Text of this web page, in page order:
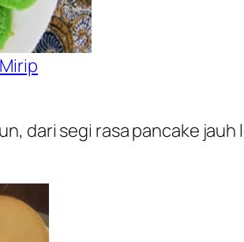
dari segi rasa pancake jauh